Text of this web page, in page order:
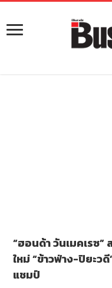
“ฮอนด้า วันเมคเรซ
ใหม่ “ข้าวฟ่าง-ปิยะว
แชมป์